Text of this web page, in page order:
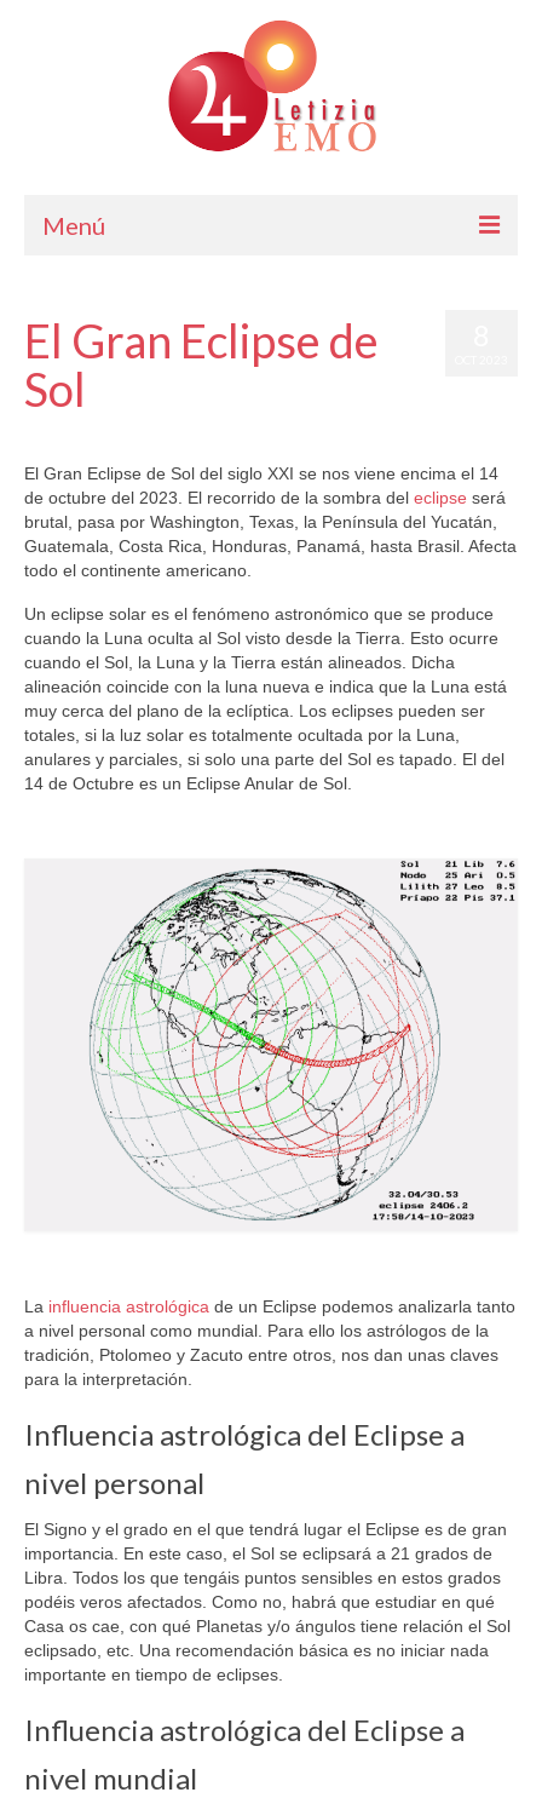
Menú
Cursos de Astrología
Consulta
Letizia Emo
Contáctame
El Gran Eclipse de
Sol
El Gran Eclipse de Sol del siglo XXI se nos viene encima el 14
de octubre del 2023. El recorrido de la sombra del eclipse será
brutal, pasa por Washington, Texas, la Península del Yucatán,
Guatemala, Costa Rica, Honduras, Panamá, hasta Brasil. Afecta
todo el continente americano.
Un eclipse solar es el fenómeno astronómico que se produce
cuando la Luna oculta al Sol visto desde la Tierra. Esto ocurre
cuando el Sol, la Luna y la Tierra están alineados. Dicha
alineación coincide con la luna nueva e indica que la Luna está
muy cerca del plano de la eclíptica. Los eclipses pueden ser
totales, si la luz solar es totalmente ocultada por la Luna,
anulares y parciales, si solo una parte del Sol es tapado. El del
14 de Octubre es un Eclipse Anular de Sol.
La influencia astrológica de un Eclipse podemos analizarla tanto
a nivel personal como mundial. Para ello los astrólogos de la
tradición, Ptolomeo y Zacuto entre otros, nos dan unas claves
para la interpretación.
Influencia astrológica del Eclipse a
nivel personal
El Signo y el grado en el que tendrá lugar el Eclipse es de gran
importancia. En este caso, el Sol se eclipsará a 21 grados de
Libra. Todos los que tengáis puntos sensibles en estos grados
podéis veros afectados. Como no, habrá que estudiar en qué
Casa os cae, con qué Planetas y/o ángulos tiene relación el Sol
eclipsado, etc. Una recomendación básica es no iniciar nada
importante en tiempo de eclipses.
Influencia astrológica del Eclipse a
nivel mundial